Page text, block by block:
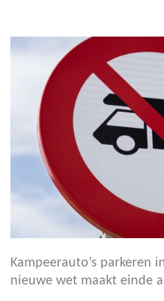
Kampeerauto’s parkeren
nieuwe wet maakt einde